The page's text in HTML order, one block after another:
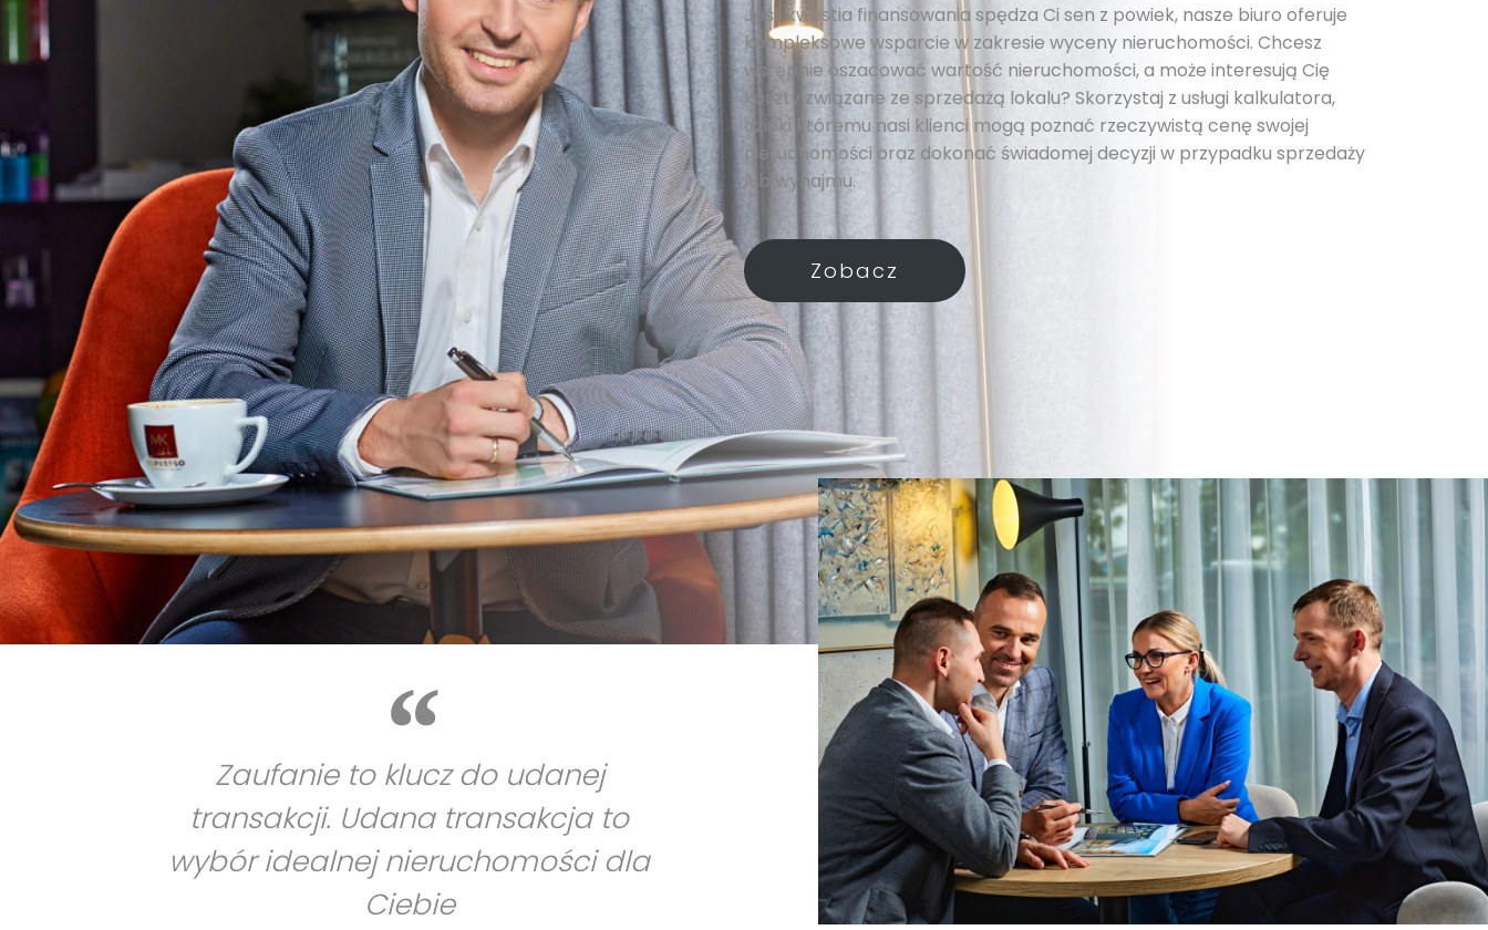
Jeśli kwestia finansowania spędza Ci sen z powiek, nasze biuro oferuje
kompleksowe wsparcie w zakresie wyceny nieruchomości. Chcesz
wstępnie oszacować wartość nieruchomości, a może interesują Cię
koszty związane ze sprzedażą lokalu? Skorzystaj z usługi kalkulatora,
dzięki któremu nasi klienci mogą poznać rzeczywistą cenę swojej
nieruchomości oraz dokonać świadomej decyzji w przypadku sprzedaży
lub wynajmu.
Zobacz
Zaufanie to klucz do udanej
transakcji. Udana transakcja to
wybór idealnej nieruchomości dla
Ciebie